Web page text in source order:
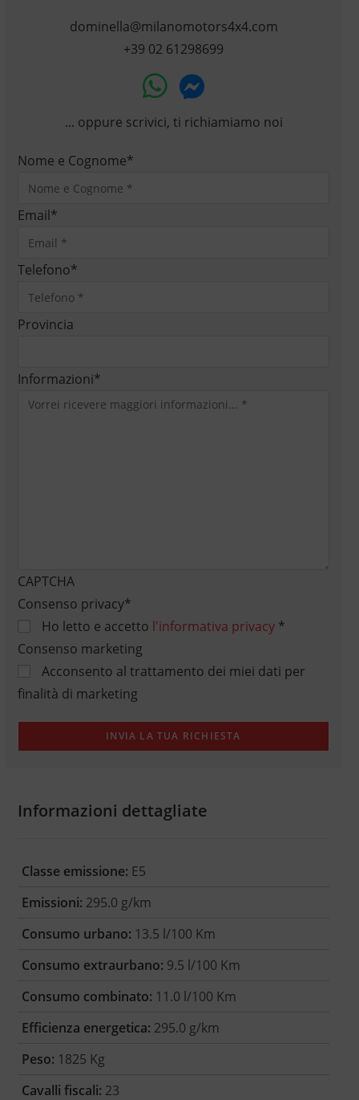
dominella@milanomotors4x4.com
+39 02 61298699
... oppure scrivici, ti richiamiamo noi
Nome e Cognome*
Email*
Telefono*
Provincia
Informazioni*
CAPTCHA
Consenso privacy*
Ho letto e accetto l'informativa privacy*
Consenso marketing
Acconsento al trattamento dei miei dati per
finalità di marketing
Informazioni dettagliate
Classe emissione: E5
Emissioni: 295.0 g/km
Consumo urbano: 13.5 l/100 Km
Consumo extraurbano: 9.5 l/100 Km
Consumo combinato: 11.0 l/100 Km
Efficienza energetica: 295.0 g/km
Peso: 1825 Kg
Cavalli fiscali: 23